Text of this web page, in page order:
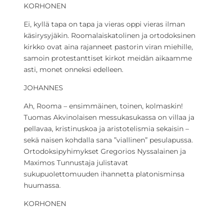
KORHONEN
Ei, kyllä tapa on tapa ja vieras oppi vieras ilman
käsirysyjäkin. Roomalaiskatolinen ja ortodoksinen
kirkko ovat aina rajanneet pastorin viran miehille,
samoin protestanttiset kirkot meidän aikaamme
asti, monet onneksi edelleen.
JOHANNES
Ah, Rooma – ensimmäinen, toinen, kolmaskin!
Tuomas Akvinolaisen messukasukassa on villaa ja
pellavaa, kristinuskoa ja aristotelismia sekaisin –
sekä naisen kohdalla sana ”viallinen” pesulapussa.
Ortodoksipyhimykset Gregorios Nyssalainen ja
Maximos Tunnustaja julistavat
sukupuolettomuuden ihannetta platonisminsa
huumassa.
KORHONEN